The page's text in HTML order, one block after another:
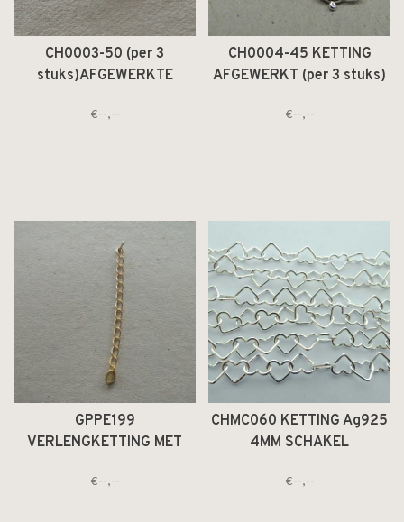
CH0003-50 (per 3
stuks)AFGEWERKTE
50CM OVALEN SCHAKEL
€--,--
CH0004-45 KETTING
AFGEWERKT (per 3 stuks)
=30C 45CM
€--,--
GPPE199
VERLENGKETTING MET
VERGULD 5CM
€--,--
CHMC060 KETTING Ag925
4MM SCHAKEL
DRAAD (per 2 meter)
€--,--